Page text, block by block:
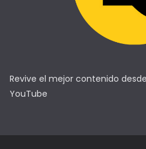
Revive el mejor contenido
YouTube